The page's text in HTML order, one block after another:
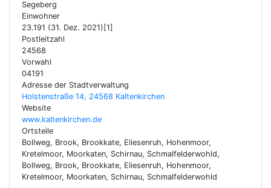
Segeberg
Einwohner
23.191 (31. Dez. 2021)[1]
Postleitzahl
24568
Vorwahl
04191
Adresse der Stadtverwaltung
Holstenstraße 14, 24568 Kaltenkirchen
Website
www.kaltenkirchen.de
Ortsteile
Bollweg, Brook, Brookkate, Eliesenruh, Hohenmoor,
Kretelmoor, Moorkaten, Schirnau, Schmalfelderwohld,
Bollweg, Brook, Brookkate, Eliesenruh, Hohenmoor,
Kretelmoor, Moorkaten, Schirnau, Schmalfelderwohld